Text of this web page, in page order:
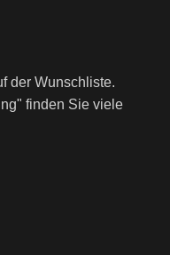
der Wunschliste.
finden Sie viele